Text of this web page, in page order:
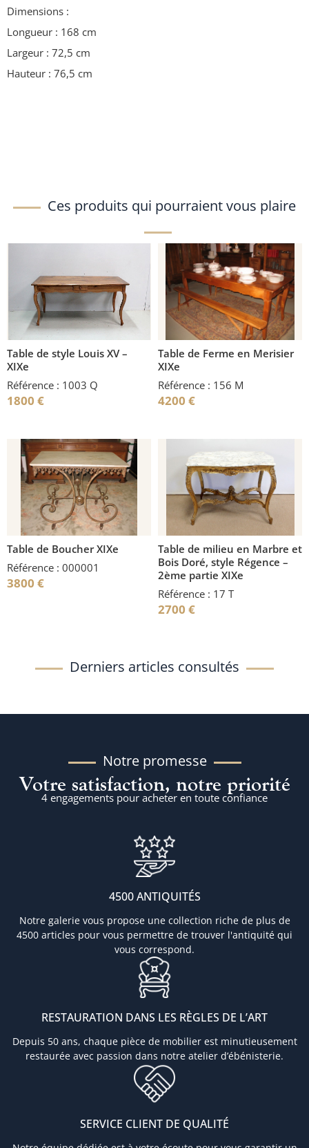
Dimensions :
Longueur : 168 cm
Largeur : 72,5 cm
Hauteur : 76,5 cm
Ces produits qui pourraient vous plaire
Table de style Louis XV –
XIXe
Référence : 1003 Q
1800 €
Table de Ferme en Merisier
XIXe
Référence : 156 M
4200 €
Table de Boucher XIXe
Référence : 000001
3800 €
Table de milieu en Marbre et
Bois Doré, style Régence –
2ème partie XIXe
Référence : 17 T
2700 €
Derniers articles consultés
Notre promesse
Votre satisfaction, notre priorité
4 engagements pour acheter en toute confiance
4500 ANTIQUITÉS
Notre galerie vous propose une collection riche de plus de
4500 articles pour vous permettre de trouver l'antiquité qui
vous correspond.
RESTAURATION DANS LES RÈGLES DE L’ART
Depuis 50 ans, chaque pièce de mobilier est minutieusement
restaurée avec passion dans notre atelier d’ébénisterie.
SERVICE CLIENT DE QUALITÉ